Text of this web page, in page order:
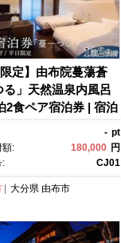
限定】由布院蔓蕩蒼
る」天然温泉内風呂
2食ペア宿泊券 | 宿泊
旅行券 温泉 観光 旅
ル 旅館 クーポン チケ
ラベルクーポン トラ
由布市 CJ01
- pt
額:
180,000 円
:
CJ01
大分県 由布市